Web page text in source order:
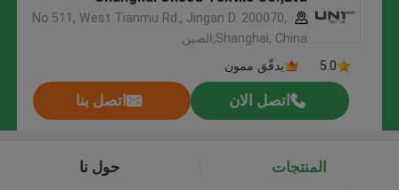
No.511, West Tianmu Rd., Jingan D. 200070,
Shanghai, China,الصين
5.0
يدقّق ممون
اتصل الان اتصل بنا
المنتجات حول نا